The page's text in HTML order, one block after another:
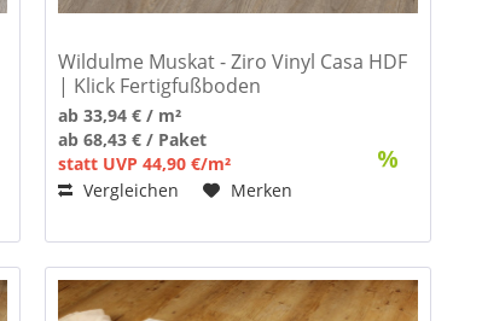
Wildulme Muskat - Ziro Vinyl Casa HDF
| Klick Fertigfußboden
ab 33,94 € / m²
ab 68,43 € / Paket
statt UVP 44,90 €/m²
Vergleichen
Merken